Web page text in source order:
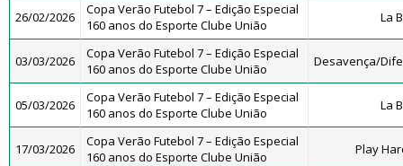
26/02/2026
Copa Verão Futebol 7 – Edição Especial
160 anos do Esporte Clube União
La
03/03/2026
Copa Verão Futebol 7 – Edição Especial
160 anos do Esporte Clube União
Desavença/
05/03/2026
Copa Verão Futebol 7 – Edição Especial
160 anos do Esporte Clube União
La
17/03/2026
Copa Verão Futebol 7 – Edição Especial
160 anos do Esporte Clube União
Play